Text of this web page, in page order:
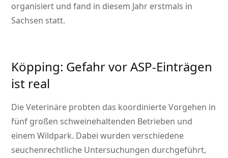
organisiert und fand in diesem Jahr erstmals in
Sachsen statt.
Köpping: Gefahr vor ASP-Einträgen
ist real
Die Veterinäre probten das koordinierte Vorgehen in
fünf großen schweinehaltenden Betrieben und
einem Wildpark. Dabei wurden verschiedene
seuchenrechtliche Untersuchungen durchgeführt,